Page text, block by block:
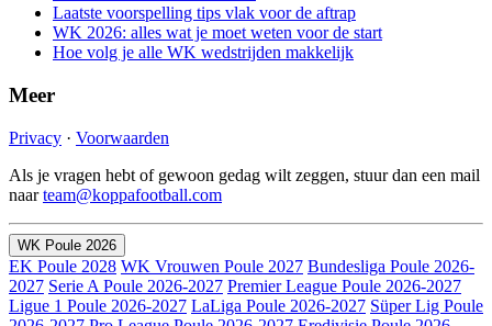
Laatste voorspelling tips vlak voor de aftrap
WK 2026: alles wat je moet weten voor de start
Hoe volg je alle WK wedstrijden makkelijk
Meer
Privacy · Voorwaarden
Als je vragen hebt of gewoon gedag wilt zeggen, stuur dan een mail
naarteam@koppafootball.com
WK Poule 2026
EK Poule 2028 WK Vrouwen Poule 2027 Bundesliga Poule 2026-
2027 Serie A Poule 2026-2027 Premier League Poule 2026-2027
Ligue 1 Poule 2026-2027 LaLiga Poule 2026-2027 Süper Lig Poule